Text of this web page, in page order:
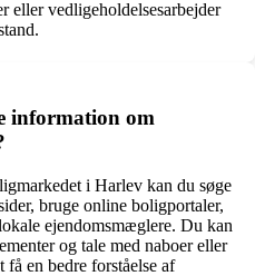
eller vedligeholdelsesarbejder
information om
i Harlev kan du søge
bruge online boligportaler,
ejendomsmæglere. Du kan
og tale med naboer eller
en bedre forståelse af